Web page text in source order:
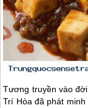
Tương truyền vào
Trí Hòa đã phát